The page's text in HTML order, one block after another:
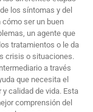
los síntomas y del
ser un buen
un agente que
tratamientos o le da
crisis o situaciones.
a través
que necesita el
calidad de vida. Esta
comprensión del